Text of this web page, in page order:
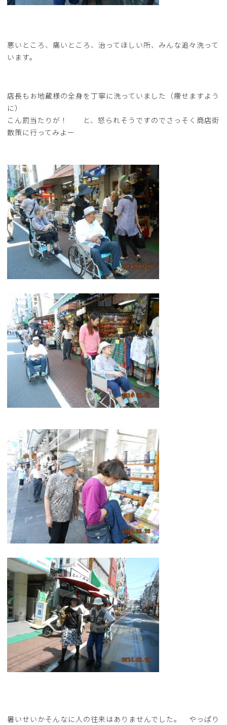
悪いところ、痛いところ、治ってほしい所、みんな追々洗って
います。
店長もお地蔵様の全身を丁寧に洗っていました（痩せますよう
に）
こん罰当たりが！ と、怒られそうですのでさっそく商店街
散策に行ってみよー
暑いせいかそんなに人の往来はありませんでした。 やっぱり